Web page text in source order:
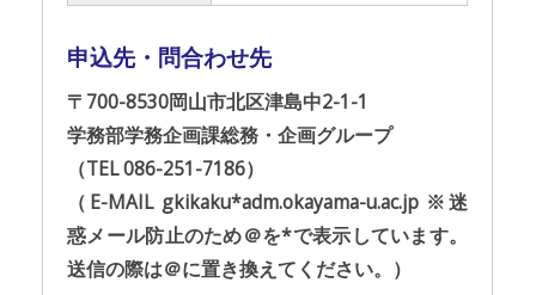
申込先・問合わせ先
〒700-8530岡山市北区津島中2-1-1
学務部学務企画課総務・企画グループ
（TEL 086-251-7186）
（E-MAIL gkikaku*adm.okayama-u.ac.jp ※迷
惑メール防止のため＠を*で表示しています。
送信の際は＠に置き換えてください。）